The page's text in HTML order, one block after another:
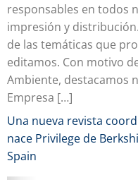
responsables en todos
impresión y
de las temáticas que
editamos. Con motivo
Ambiente, destacamos
Empresa […]
Una nueva revista
nace Privilege de
Spain